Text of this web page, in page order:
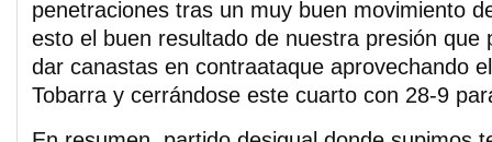
penetraciones tras un muy buen movimiento
esto el buen resultado de nuestra presión que
dar canastas en contraataque aprovechando
Tobarra y cerrándose este cuarto con 28-9